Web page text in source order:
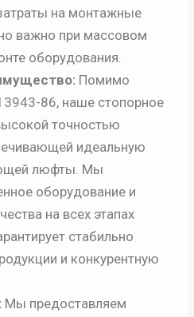
на монтажные
важно при массовом
оборудования.
Помимо
86, наше стопорное
точностью
идеальную
люфты. Мы
оборудование и
на всех этапах
стабильно
и конкурентную
Мы предоставляем